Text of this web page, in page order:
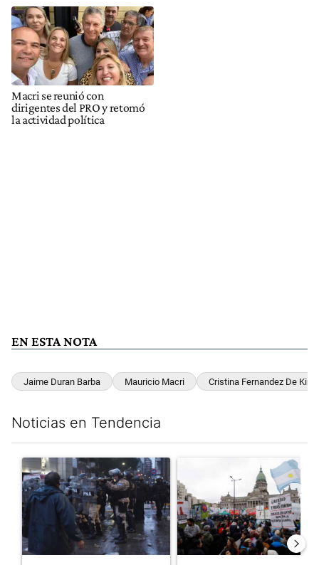
Macri se reunió con
dirigentes del PRO y retomó
la actividad política
EN ESTA NOTA
Jaime Duran Barba Mauricio Macri Cristina Fernandez De
Noticias en Tendencia
Un artículo de tendencia con el título "La tensión frente al
Un artículo de tendencia